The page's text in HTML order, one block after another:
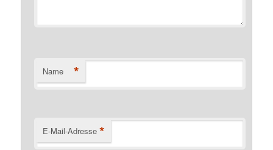
Name *
E-Mail-Adresse *